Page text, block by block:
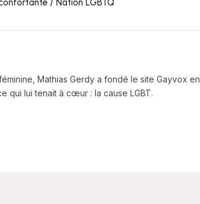
Mathias Gerdy a fondé le site Gayvox en
qui lui tenait à cœur : la cause LGBT.